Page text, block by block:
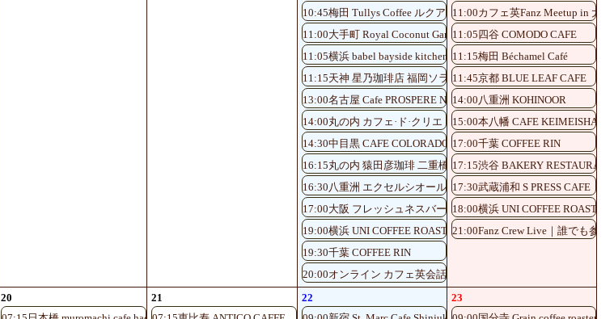
10:45梅田 Tullys Coffee ルクアイーレ5階店
11:00大手町 Royal Coconut Garden
11:05横浜 babel bayside kitchen
11:15天神 星乃珈琲店 福岡ソラリア店
13:00名古屋 Cafe PROSPERE Nayabashi
14:00丸の内 カフェ·ド·クリエ
14:30中目黒 CAFE COLORADO
16:15丸の内 猿田彦珈琲 二重橋前駅店
16:30八重洲 エクセルシオール八重洲一丁目
17:00大阪 フレッシュネスバーガーKITTE大阪店
19:00横浜 UNI COFFEE ROASTERY
19:30千葉 COFFEE RIN
20:00オンライン カフェ英会話♪
11:00カフェ英Fanz Meetup in 大阪
11:05四谷 COMODO CAFE
11:15梅田 Béchamel Café
11:45京都 BLUE LEAF CAFE
14:00八重洲 KOHINOOR
15:00本八幡 CAFE KEIMEISHA
17:00千葉 COFFEE RIN
17:15渋谷 BAKERY
17:30武蔵浦和 S PRESS CAFE
18:00横浜 UNI COFFEE
21:00Fanz Crew Live｜誰でも参
20
21
22
23